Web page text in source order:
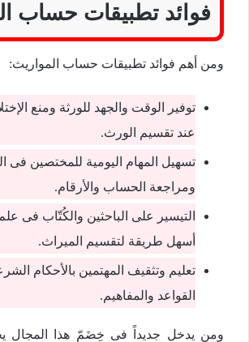
فوائد تطبيقات حساب
ومن أهم فوائد تطبيقات حساب المواريث:
توفير الوقت والجهد للورثة ومنع
عند تقسيم الورث.
تسهيل المهام اليومية للمختصين فى
ومراجعة الحساب والأرقام.
التيسير على الباحثين والكُتّاب فى
أسهل طريقة لتقسيم الميراث.
تعليم وتثقيف المهتمين بالأحكام
القواعد والمفاهيم.
ومن يدخل جديداً فى خِضَمّ هذا المجال